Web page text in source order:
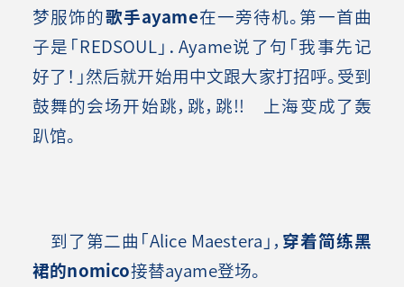
梦服饰的歌手ayame在一旁待机。第一首曲
子是「REDSOUL」．Ayame说了句「我事先记
好了！」然后就开始用中文跟大家打招呼。受到
鼓舞的会场开始跳，跳，跳!! 上海变成了轰
趴馆。
到了第二曲「Alice Maestera」， 穿着简练黑
裙的nomico接替ayame登场。